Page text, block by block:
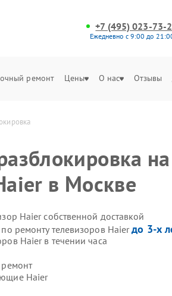
+7 (495) 023-73-
Ежедневно с 9:00 до
ремонт Цены О нас Отзывы
на
в Москве
Haier собственной доставкой
ремонту телевизоров Haierдо 3-х
Haier в течении часа
Haier